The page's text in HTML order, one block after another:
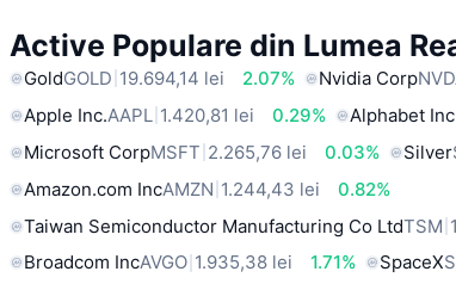
Active Populare din Lumea
GoldGOLD 19.694,14 lei 2.07% Nvidia Corp
Apple Inc.AAPL 1.420,81 lei 0.29% Alphabet
Microsoft CorpMSFT 2.265,76 lei 0.03% Silver
Amazon.com IncAMZN 1.244,43 lei
0.82%
Taiwan Semiconductor Manufacturing Co LtdTSM
Broadcom IncAVGO 1.935,38 lei 1.71% SpaceX